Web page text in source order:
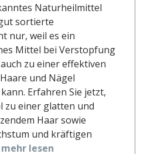
Naturheilmittel
sortierte
nur, weil es ein
Mittel bei Verstopfung
zu einer effektiven
und Nägel
Erfahren Sie jetzt,
zu einer glatten und
Haar sowie
und kräftigen
mehr lesen